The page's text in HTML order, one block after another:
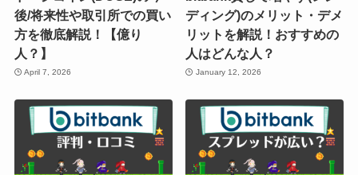
後/将来性や取引所での買い
方を徹底解説！【億り
人？】
April 7, 2026
ディング)のメリット・デメ
リットを解説！おすすめの
人はどんな人？
January 12, 2026